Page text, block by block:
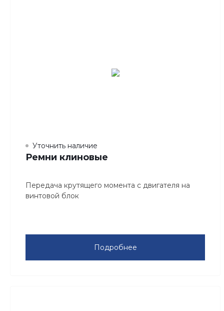
Ремни клиновые
Уточнить наличие
Передача крутящего момента с двигателя на
винтовой блок
Подробнее